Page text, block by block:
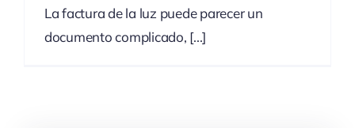
La factura de la luz puede parecer un
documento complicado, [...]